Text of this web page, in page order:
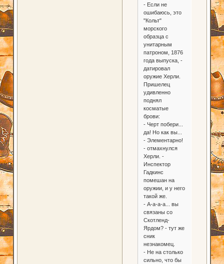
- Если не
ошибаюсь, это
"Кольт"
морского
образца с
унитарным
патроном, 1876
года выпуска, -
датировал
оружие Херли.
Пришелец
удивленно
поднял
косматые
брови:
- Черт побери...
да! Но как вы...
- Элементарно!
- отмахнулся
Херли. -
Инспектор
Гадкинс
помешан на
оружии, и у него
такой же.
- А-а-а-а... вы
связаны со
Скотленд-
Ярдом? - тут же
сник
незнакомец.
- Не на столько
сильно, что бы